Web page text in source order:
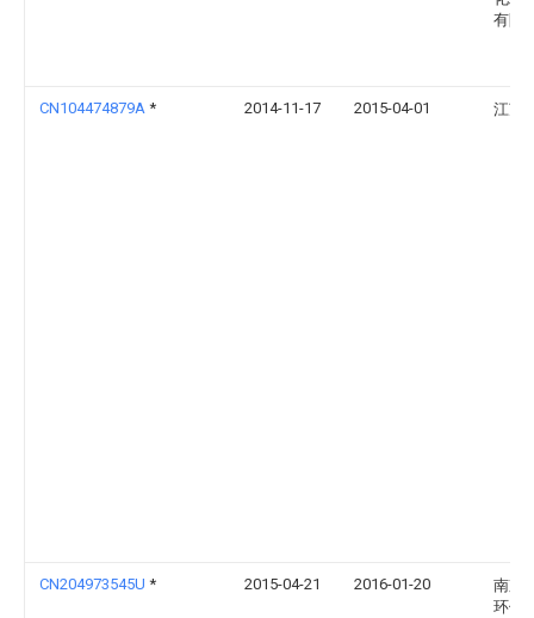
有限
CN104474879A * 2014-11-17 2015-04-01 江苏
CN204973545U * 2015-04-21 2016-01-20
南京
环保